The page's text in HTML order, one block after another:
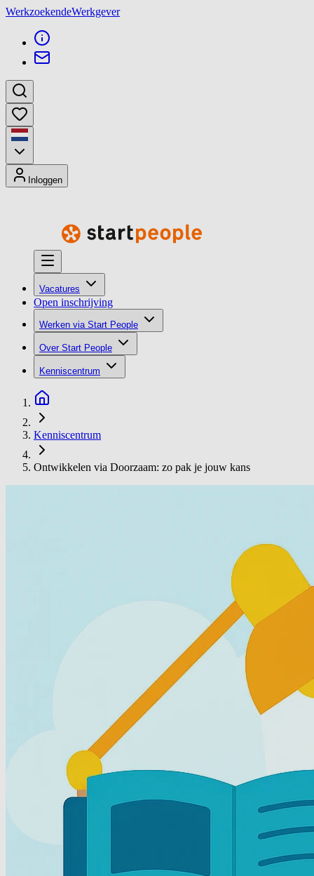
WerkzoekendeWerkgever
Inloggen
Vacatures
Open inschrijving
Werken via Start People
Over Start People
Kenniscentrum
Kenniscentrum
Ontwikkelen via Doorzaam: zo pak je jouw kans